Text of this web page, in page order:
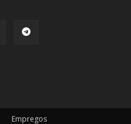
Empregos